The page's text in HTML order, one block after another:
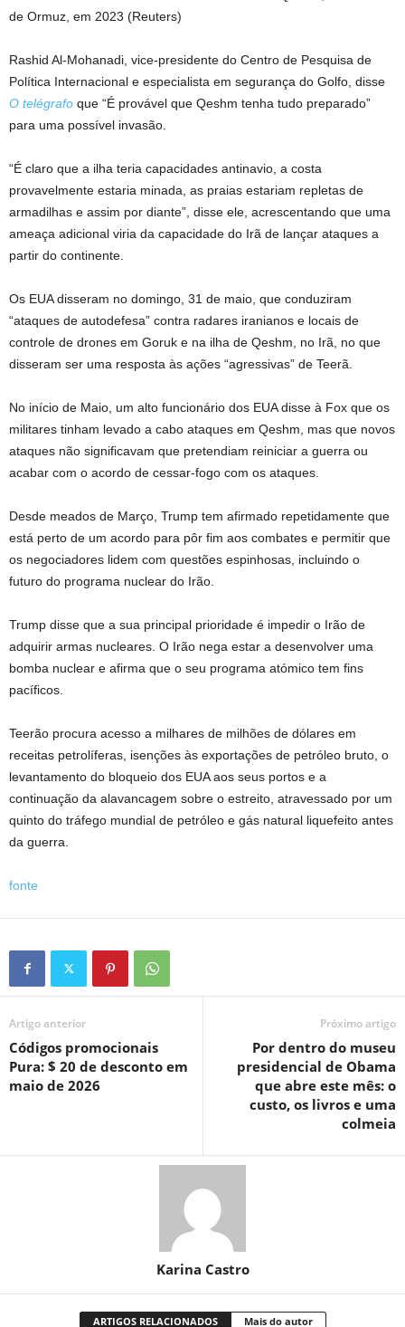
de Ormuz, em 2023 (Reuters)
Rashid Al-Mohanadi, vice-presidente do Centro de Pesquisa de
Política Internacional e especialista em segurança do Golfo, disse
O telégrafo que “É provável que Qeshm tenha tudo preparado”
para uma possível invasão.
“É claro que a ilha teria capacidades antinavio, a costa
provavelmente estaria minada, as praias estariam repletas de
armadilhas e assim por diante”, disse ele, acrescentando que uma
ameaça adicional viria da capacidade do Irã de lançar ataques a
partir do continente.
Os EUA disseram no domingo, 31 de maio, que conduziram
“ataques de autodefesa” contra radares iranianos e locais de
controle de drones em Goruk e na ilha de Qeshm, no Irã, no que
disseram ser uma resposta às ações “agressivas” de Teerã.
No início de Maio, um alto funcionário dos EUA disse à Fox que os
militares tinham levado a cabo ataques em Qeshm, mas que novos
ataques não significavam que pretendiam reiniciar a guerra ou
acabar com o acordo de cessar-fogo com os ataques.
Desde meados de Março, Trump tem afirmado repetidamente que
está perto de um acordo para pôr fim aos combates e permitir que
os negociadores lidem com questões espinhosas, incluindo o
futuro do programa nuclear do Irão.
Trump disse que a sua principal prioridade é impedir o Irão de
adquirir armas nucleares. O Irão nega estar a desenvolver uma
bomba nuclear e afirma que o seu programa atómico tem fins
pacíficos.
Teerão procura acesso a milhares de milhões de dólares em
receitas petrolíferas, isenções às exportações de petróleo bruto, o
levantamento do bloqueio dos EUA aos seus portos e a
continuação da alavancagem sobre o estreito, atravessado por um
quinto do tráfego mundial de petróleo e gás natural liquefeito antes
da guerra.
fonte
Artigo anterior
Códigos promocionais
Pura: $ 20 de desconto em
maio de 2026
Próximo artigo
Por dentro do museu
presidencial de Obama
que abre este mês: o
custo, os livros e uma
colmeia
Karina Castro
ARTIGOS RELACIONADOS Mais do autor